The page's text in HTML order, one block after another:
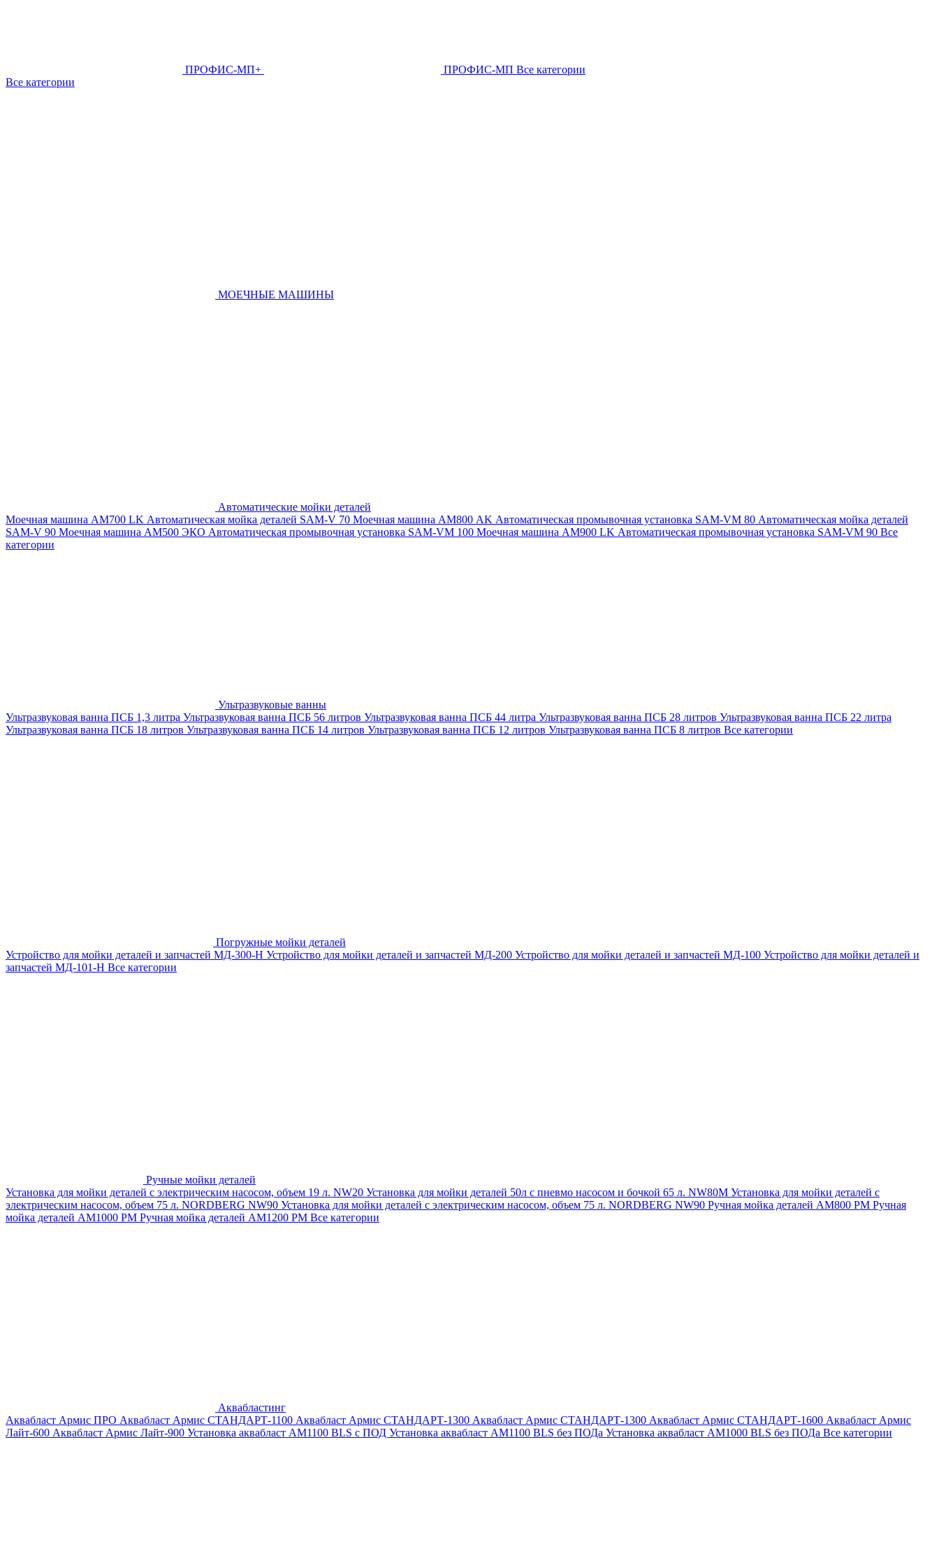
ПРОФИС-МП+ ПРОФИС-МП Все категории
Все категории
МОЕЧНЫЕ МАШИНЫ
Автоматические мойки деталей
Моечная машина AM700 LK Автоматическая мойка деталей SAM-V 70 Моечная машина АМ800 AK Автоматическая промывочная установка SAM-VM 80 Автоматическая мойка деталей
SAM-V 90 Моечная машина АМ500 ЭКО Автоматическая промывочная установка SAM-VM 100 Моечная машина AM900 LK Автоматическая промывочная установка SAM-VM 90 Все
категории
Ультразвуковые ванны
Ультразвуковая ванна ПСБ 1,3 литра Ультразвуковая ванна ПСБ 56 литров Ультразвуковая ванна ПСБ 44 литра Ультразвуковая ванна ПСБ 28 литров Ультразвуковая ванна ПСБ 22 литра
Ультразвуковая ванна ПСБ 18 литров Ультразвуковая ванна ПСБ 14 литров Ультразвуковая ванна ПСБ 12 литров Ультразвуковая ванна ПСБ 8 литров Все категории
Погружные мойки деталей
Устройство для мойки деталей и запчастей МД-300-H Устройство для мойки деталей и запчастей МД-200 Устройство для мойки деталей и запчастей МД-100 Устройство для мойки деталей и
запчастей МД-101-Н Все категории
Ручные мойки деталей
Установка для мойки деталей с электрическим насосом, объем 19 л. NW20 Установка для мойки деталей 50л с пневмо насосом и бочкой 65 л. NW80M Установка для мойки деталей с
электрическим насосом, объем 75 л. NORDBERG NW90 Установка для мойки деталей с электрическим насосом, объем 75 л. NORDBERG NW90 Ручная мойка деталей АМ800 РМ Ручная
мойка деталей АМ1000 РМ Ручная мойка деталей АМ1200 РМ Все категории
Аквабластинг
Аквабласт Армис ПРО Аквабласт Армис СТАНДАРТ-1100 Аквабласт Армис СТАНДАРТ-1300 Аквабласт Армис СТАНДАРТ-1300 Аквабласт Армис СТАНДАРТ-1600 Аквабласт Армис
Лайт-600 Аквабласт Армис Лайт-900 Установка аквабласт AM1100 BLS с ПОД Установка аквабласт AM1100 BLS без ПОДа Установка аквабласт AM1000 BLS без ПОДа Все категории